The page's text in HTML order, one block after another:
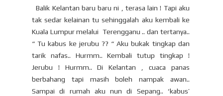
Balik Kelantan baru baru ni , terasa lain ! Tapi aku
tak sedar kelainan tu sehinggalah aku kembali ke
Kuala Lumpur melalui Terengganu .. dan tertanya..
“ Tu kabus ke jerubu ?? “ Aku bukak tingkap dan
tarik nafas.. Hurmm.. Kembali tutup tingkap !
Jerubu ! Hurmm.. Di Kelantan , cuaca panas
berbahang tapi masih boleh nampak awan..
Sampai di rumah aku nun di Sepang.. ‘kabus’